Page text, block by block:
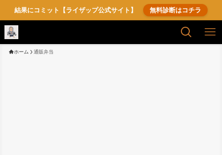
結果にコミット【ライザップ公式サイト】 無料診断はコチラ
ホーム 通販弁当